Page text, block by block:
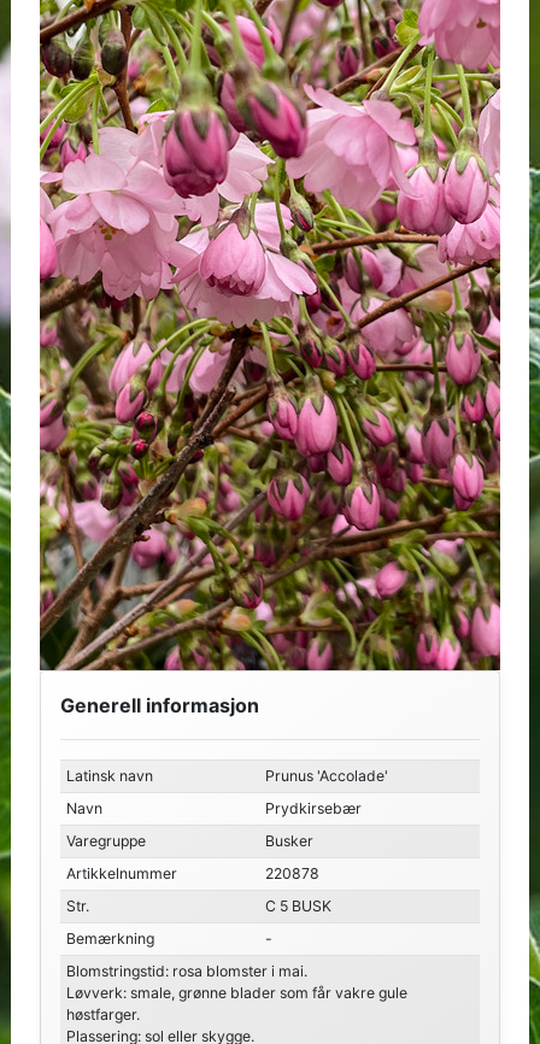
Generell informasjon
Latinsk navn
Prunus 'Accolade'
Navn
Prydkirsebær
Varegruppe
Busker
Artikkelnummer
220878
Str.
C 5 BUSK
Bemærkning
-
Blomstringstid: rosa blomster i mai.
Løvverk: smale, grønne blader som får vakre gule
høstfarger.
Plassering: sol eller skygge.